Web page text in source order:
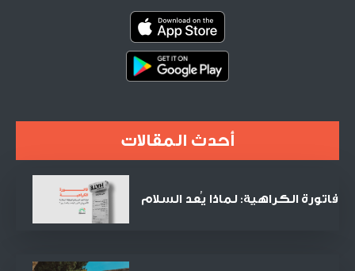
أحدث المقالات
فاتورة الكراهية: لماذا يُعد السلام